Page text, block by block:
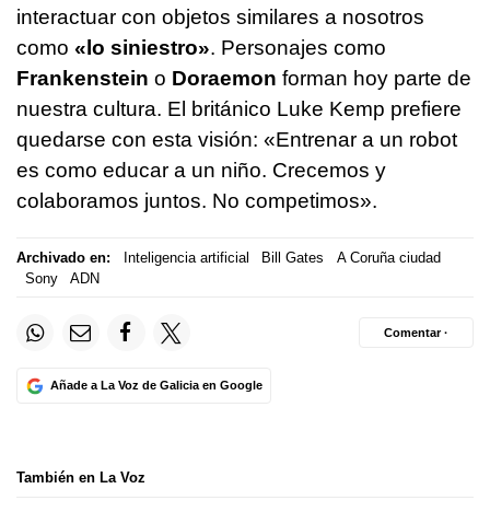
interactuar con objetos similares a nosotros
como «lo siniestro». Personajes como
Frankenstein o Doraemon forman hoy parte de
nuestra cultura. El británico Luke Kemp prefiere
quedarse con esta visión: «Entrenar a un robot
es como educar a un niño. Crecemos y
colaboramos juntos. No competimos».
Archivado en: Inteligencia artificial Bill Gates
A Coruña ciudad
Sony
ADN
Añade a La Voz de Galicia en Google
Comentar ·
También en La Voz